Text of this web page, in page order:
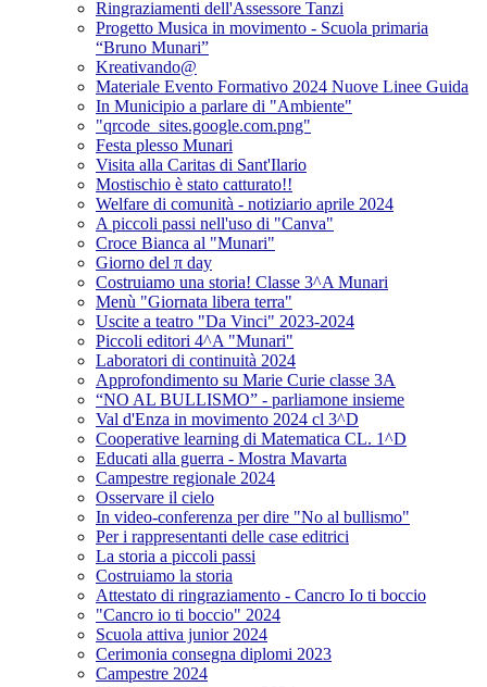
Ringraziamenti dell'Assessore Tanzi
Progetto Musica in movimento - Scuola primaria
“Bruno Munari”
Kreativando@
Materiale Evento Formativo 2024 Nuove Linee Guida
In Municipio a parlare di "Ambiente"
"qrcode_sites.google.com.png"
Festa plesso Munari
Visita alla Caritas di Sant'Ilario
Mostischio è stato catturato!!
Welfare di comunità - notiziario aprile 2024
A piccoli passi nell'uso di "Canva"
Croce Bianca al "Munari"
Giorno del π day
Costruiamo una storia! Classe 3^A Munari
Menù "Giornata libera terra"
Uscite a teatro "Da Vinci" 2023-2024
Piccoli editori 4^A "Munari"
Laboratori di continuità 2024
Approfondimento su Marie Curie classe 3A
“NO AL BULLISMO” - parliamone insieme
Val d'Enza in movimento 2024 cl 3^D
Cooperative learning di Matematica CL. 1^D
Educati alla guerra - Mostra Mavarta
Campestre regionale 2024
Osservare il cielo
In video-conferenza per dire "No al bullismo"
Per i rappresentanti delle case editrici
La storia a piccoli passi
Costruiamo la storia
Attestato di ringraziamento - Cancro Io ti boccio
"Cancro io ti boccio" 2024
Scuola attiva junior 2024
Cerimonia consegna diplomi 2023
Campestre 2024